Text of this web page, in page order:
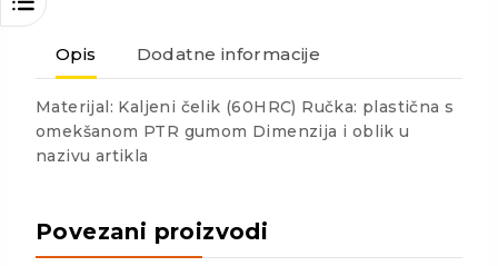
Opis Dodatne informacije
Materijal: Kaljeni čelik (60HRC) Ručka: plastična s
omekšanom PTR gumom Dimenzija i oblik u
nazivu artikla
Povezani proizvodi